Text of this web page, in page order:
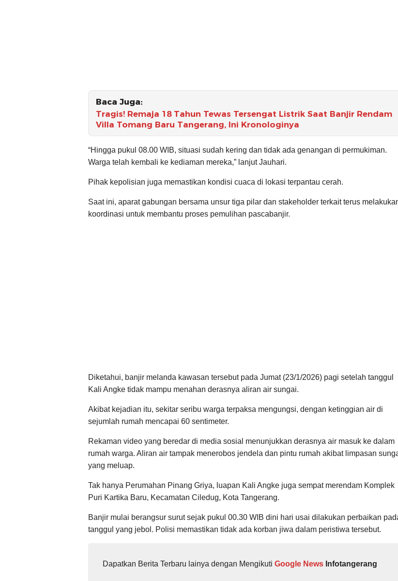
Baca Juga:
Tragis! Remaja 18 Tahun Tewas Tersengat Listrik Saat Banjir Rendam
Villa Tomang Baru Tangerang, Ini Kronologinya
“Hingga pukul 08.00 WIB, situasi sudah kering dan tidak ada genangan di permukiman.
Warga telah kembali ke kediaman mereka,” lanjut Jauhari.
Pihak kepolisian juga memastikan kondisi cuaca di lokasi terpantau cerah.
Saat ini, aparat gabungan bersama unsur tiga pilar dan stakeholder terkait terus
koordinasi untuk membantu proses pemulihan pascabanjir.
Diketahui, banjir melanda kawasan tersebut pada Jumat (23/1/2026) pagi setelah tanggul
Kali Angke tidak mampu menahan derasnya aliran air sungai.
Akibat kejadian itu, sekitar seribu warga terpaksa mengungsi, dengan ketinggian air di
sejumlah rumah mencapai 60 sentimeter.
Rekaman video yang beredar di media sosial menunjukkan derasnya air masuk ke dalam
rumah warga. Aliran air tampak menerobos jendela dan pintu rumah akibat limpasan
yang meluap.
Tak hanya Perumahan Pinang Griya, luapan Kali Angke juga sempat merendam Komplek
Puri Kartika Baru, Kecamatan Ciledug, Kota Tangerang.
Banjir mulai berangsur surut sejak pukul 00.30 WIB dini hari usai dilakukan perbaikan
tanggul yang jebol. Polisi memastikan tidak ada korban jiwa dalam peristiwa tersebut.
Dapatkan Berita Terbaru lainya dengan Mengikuti Google News Infotangerang